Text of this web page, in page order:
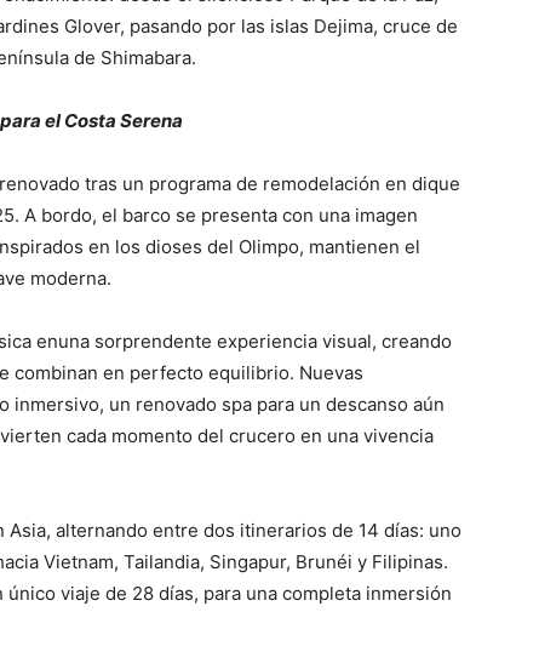
Glover, pasando por las islas Dejima, cruce de
de Shimabara.
el Costa Serena
tras un programa de remodelación en dique
A bordo, el barco se presenta con una imagen
en los dioses del Olimpo, mantienen el
moderna.
enuna sorprendente experiencia visual, creando
combinan en perfecto equilibrio. Nuevas
un renovado spa para un descanso aún
cada momento del crucero en una vivencia
alternando entre dos itinerarios de 14 días: uno
Vietnam, Tailandia, Singapur, Brunéi y Filipinas.
viaje de 28 días, para una completa inmersión